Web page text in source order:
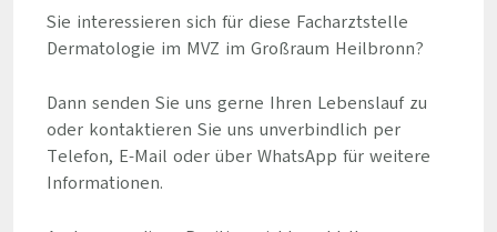
Sie interessieren sich für diese Facharztstelle
Dermatologie im MVZ im Großraum Heilbronn?
Dann senden Sie uns gerne Ihren Lebenslauf zu
oder kontaktieren Sie uns unverbindlich per
Telefon, E-Mail oder über WhatsApp für weitere
Informationen.